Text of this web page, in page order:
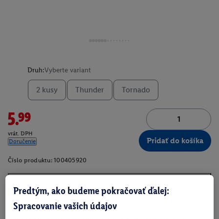
Druh:Vyberte variant
2 kusy Thunder Tornado
5.99
vrát. DPH
Doručenie
Pridať do košíka
Číslo produktu: 100405920
O produkte
Predtým, ako budeme pokračovať ďalej:
Spracovanie vašich údajov